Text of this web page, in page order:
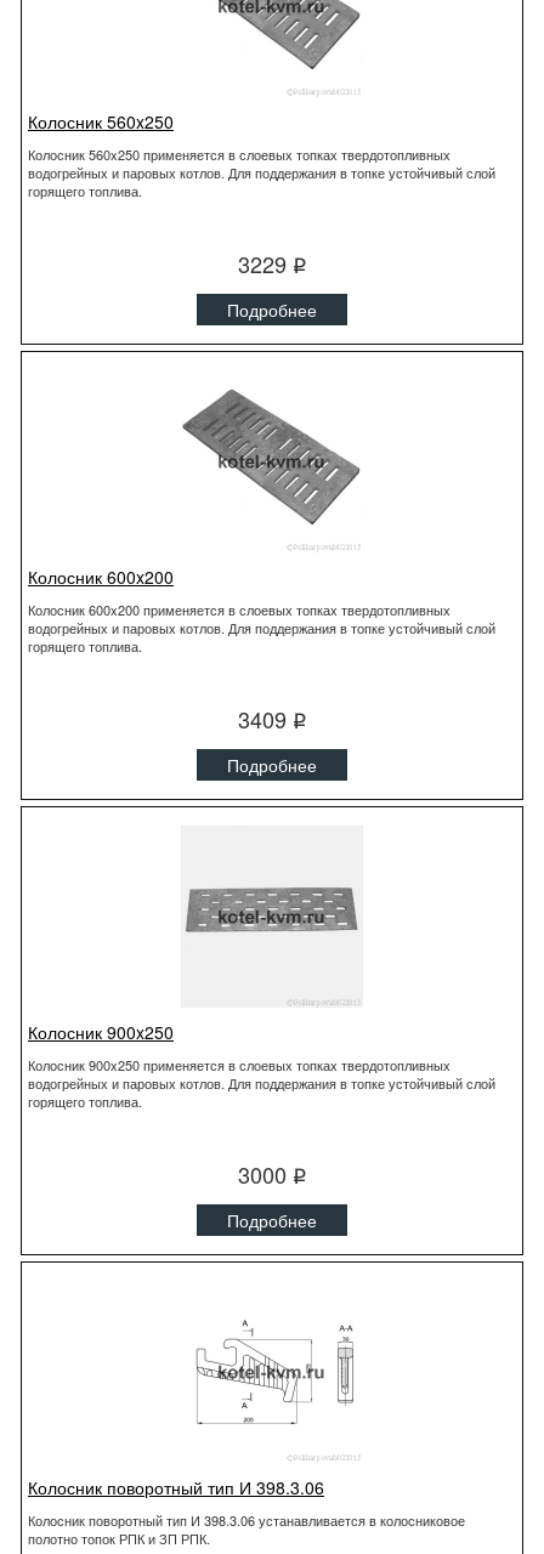
Колосник 560x250
Колосник 560x250 применяется в слоевых топках твердотопливных
водогрейных и паровых котлов. Для поддержания в топке устойчивый слой
горящего топлива.
3229 q
Подробнее
Колосник 600x200
Колосник 600x200 применяется в слоевых топках твердотопливных
водогрейных и паровых котлов. Для поддержания в топке устойчивый слой
горящего топлива.
3409 q
Подробнее
Колосник 900x250
Колосник 900x250 применяется в слоевых топках твердотопливных
водогрейных и паровых котлов. Для поддержания в топке устойчивый слой
горящего топлива.
3000 q
Подробнее
Колосник поворотный тип И 398.3.06
Колосник поворотный тип И 398.3.06 устанавливается в колосниковое
полотно топок РПК и ЗП РПК.